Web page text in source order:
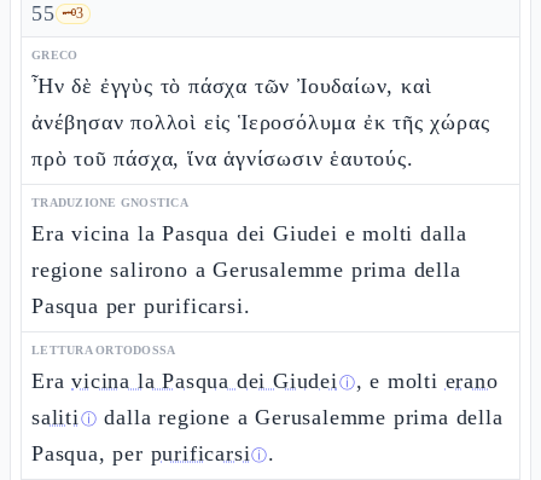
55 🗝️3
GRECO
Ἦν δὲ ἐγγὺς τὸ πάσχα τῶν Ἰουδαίων, καὶ
ἀνέβησαν πολλοὶ εἰς Ἱεροσόλυμα ἐκ τῆς χώρας
πρὸ τοῦ πάσχα, ἵνα ἁγνίσωσιν ἑαυτούς.
TRADUZIONE GNOSTICA
Era vicina la Pasqua dei Giudei e molti dalla
regione salirono a Gerusalemme prima della
Pasqua per purificarsi.
LETTURA ORTODOSSA
Eravicina la Pasqua dei Giudeiⓘ, e molti erano
salitiⓘ dalla regione a Gerusalemme prima della
Pasqua, per purificarsiⓘ.